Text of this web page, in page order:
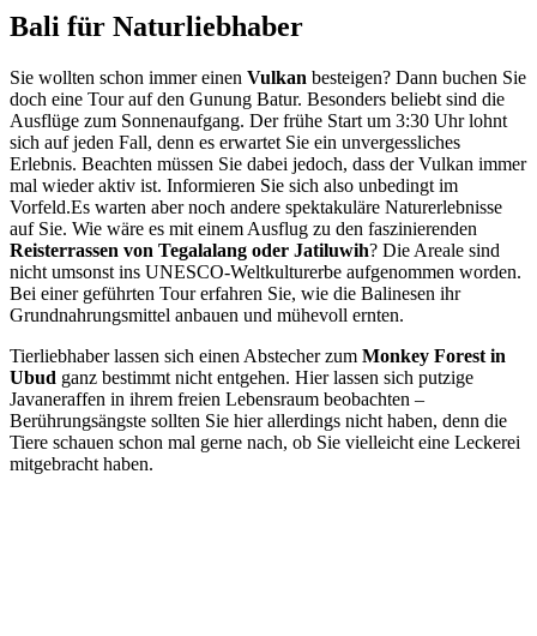
Bali für Naturliebhaber
Sie wollten schon immer einen Vulkan besteigen? Dann buchen Sie
doch eine Tour auf den Gunung Batur. Besonders beliebt sind die
Ausflüge zum Sonnenaufgang. Der frühe Start um 3:30 Uhr lohnt
sich auf jeden Fall, denn es erwartet Sie ein unvergessliches
Erlebnis. Beachten müssen Sie dabei jedoch, dass der Vulkan immer
mal wieder aktiv ist. Informieren Sie sich also unbedingt im
Vorfeld.Es warten aber noch andere spektakuläre Naturerlebnisse
auf Sie. Wie wäre es mit einem Ausflug zu den faszinierenden
Reisterrassen von Tegalalang oder Jatiluwih? Die Areale sind
nicht umsonst ins UNESCO-Weltkulturerbe aufgenommen worden.
Bei einer geführten Tour erfahren Sie, wie die Balinesen ihr
Grundnahrungsmittel anbauen und mühevoll ernten.
Tierliebhaber lassen sich einen Abstecher zum Monkey Forest in
Ubud ganz bestimmt nicht entgehen. Hier lassen sich putzige
Javaneraffen in ihrem freien Lebensraum beobachten –
Berührungsängste sollten Sie hier allerdings nicht haben, denn die
Tiere schauen schon mal gerne nach, ob Sie vielleicht eine Leckerei
mitgebracht haben.